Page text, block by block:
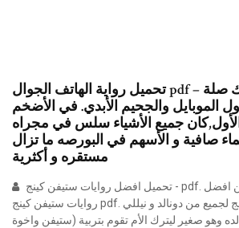
تحميل رواية الهاتف الجوال pdf – ستيفن كينج هنالك صلة
الموبايل والجحيم الأبدي. في الأضخم
جميع الأشياء سلس في مجراه
صافية و الأسهم في البورصه ما تزال
مستقره و أكثرية
روايات ستيفن كينج pdf. ولد ستيفن إدوين كينج لجميع من دونالد و نيللي